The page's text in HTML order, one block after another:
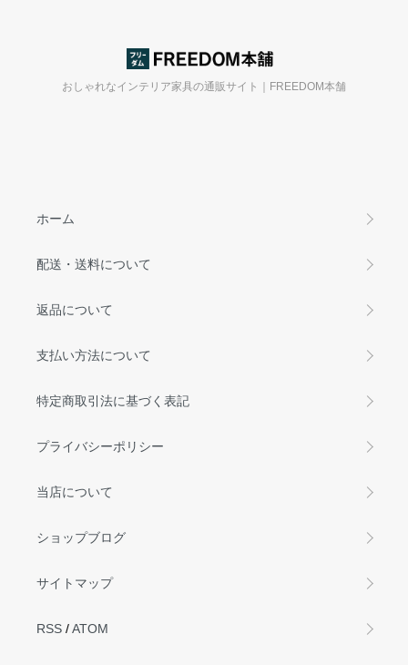
おしゃれなインテリア家具の通販サイト｜FREEDOM本舗
ホーム
配送・送料について
返品について
支払い方法について
特定商取引法に基づく表記
プライバシーポリシー
当店について
ショップブログ
サイトマップ
RSS /ATOM